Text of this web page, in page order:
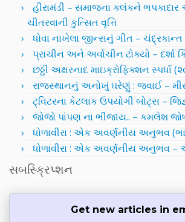
હીરામંડી – સમાજના કલંકને ભપકાદાર
ચીતરવાની કુત્સિત વૃત્તિ
ધોવા નાખેલા જીન્સનું ગીત – ચંદ્રકાન્ત
પ્રાચીન અને અર્વાચીન ટોક્યો – દર્શા
છઠ્ઠી અક્ષરનાદ માઇક્રોફિક્શન સ્પર્ધા
રાજસ્થાનનું અનોખું ઘરેણું : જવાઈ –
ટ્વિટરના કેટલાક ઉપયોગી બોટ્સ –
જોજો પાંપણ ના ભીંજાય.. – કમલેશ
ધોળાવીરા : એક અવર્ણનીય અનુભવ
ધોળાવીરા : એક અવર્ણનીય અનુભવ –
સબસ્ક્રિપ્શન
Get new articles in